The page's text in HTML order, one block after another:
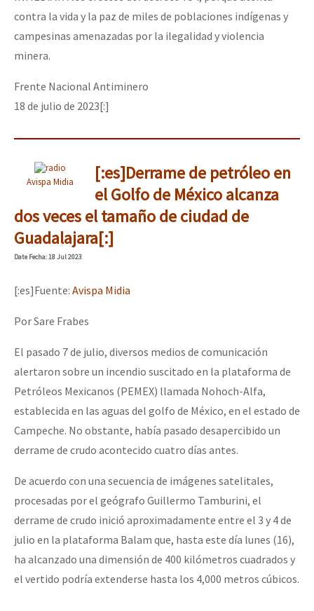
contra la vida y la paz de miles de poblaciones indígenas y
campesinas amenazadas por la ilegalidad y violencia
minera.
Frente Nacional Antiminero
18 de julio de 2023[:]
Avispa Midia
[:es]Derrame de petróleo en
el Golfo de México alcanza
dos veces el tamaño de ciudad de
Guadalajara[:]
DateFecha: 18 Jul 2023
[:es]Fuente: Avispa Midia
Por Sare Frabes
El pasado 7 de julio, diversos medios de comunicación
alertaron sobre un incendio suscitado en la plataforma de
Petróleos Mexicanos (PEMEX) llamada Nohoch-Alfa,
establecida en las aguas del golfo de México, en el estado de
Campeche. No obstante, había pasado desapercibido un
derrame de crudo acontecido cuatro días antes.
De acuerdo con una secuencia de imágenes satelitales,
procesadas por el geógrafo Guillermo Tamburini, el
derrame de crudo inició aproximadamente entre el 3 y 4 de
julio en la plataforma Balam que, hasta este día lunes (16),
ha alcanzado una dimensión de 400 kilómetros cuadrados y
el vertido podría extenderse hasta los 4,000 metros cúbicos.